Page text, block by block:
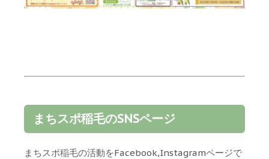
まちスポ稲毛のSNSページ
まちスポ稲毛の活動をFacebook,Instagramページで